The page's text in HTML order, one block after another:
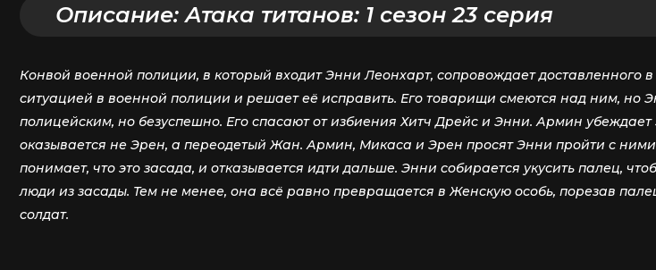
Описание:Атака титанов: 1 сезон 23 серия
Конвой военной полиции, в который входит Энни Леонхарт, сопровождает
ситуацией в военной полиции и решает её исправить. Его товарищи смеются над ним, но
полицейским, но безуспешно. Его спасают от избиения Хитч Дрейс и Энни. Армин
оказывается не Эрен, а переодетый Жан. Армин, Микаса и Эрен просят Энни пройти с
понимает, что это засада, и отказывается идти дальше. Энни собирается укусить палец,
люди из засады. Тем не менее, она всё равно превращается в Женскую особь, порезав
солдат.